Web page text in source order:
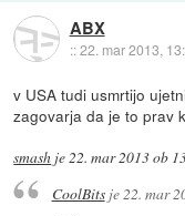
ABX
::22. mar 2013,
v USA tudi usmrtijo
zagovarja da je to prav
smash je22. mar 2013 ob
CoolBitsje22. mar